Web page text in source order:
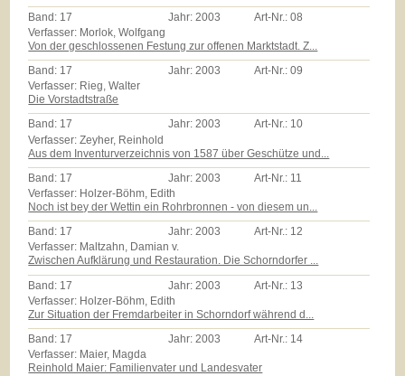
Band: 17 Jahr: 2003 Art-Nr.:08
Verfasser: Morlok, Wolfgang
Von der geschlossenen Festung zur offenen Marktstadt. Z...
Band: 17 Jahr:2003 Art-Nr.:09
Verfasser: Rieg, Walter
Die Vorstadtstraße
Band: 17 Jahr:2003 Art-Nr.: 10
Verfasser: Zeyher, Reinhold
Aus dem Inventurverzeichnis von 1587 über Geschütze und...
Band: 17 Jahr:2003 Art-Nr.: 11
Verfasser: Holzer-Böhm, Edith
Noch ist bey der Wettin ein Rohrbronnen - von diesem un...
Band: 17 Jahr:2003 Art-Nr.: 12
Verfasser: Maltzahn, Damian v.
Zwischen Aufklärung und Restauration. Die Schorndorfer ...
Band: 17 Jahr: 2003 Art-Nr.: 13
Verfasser: Holzer-Böhm, Edith
Zur Situation der Fremdarbeiter in Schorndorf während d...
Band: 17 Jahr:2003 Art-Nr.: 14
Verfasser: Maier, Magda
Reinhold Maier: Familienvater und Landesvater